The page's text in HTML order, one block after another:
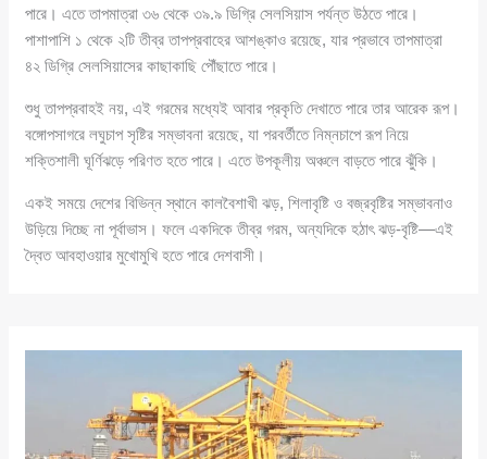
পারে। এতে তাপমাত্রা ৩৬ থেকে ৩৯.৯ ডিগ্রি সেলসিয়াস পর্যন্ত উঠতে পারে।
পাশাপাশি ১ থেকে ২টি তীব্র তাপপ্রবাহের আশঙ্কাও রয়েছে, যার প্রভাবে তাপমাত্রা
৪২ ডিগ্রি সেলসিয়াসের কাছাকাছি পৌঁছাতে পারে।
শুধু তাপপ্রবাহই নয়, এই গরমের মধ্যেই আবার প্রকৃতি দেখাতে পারে তার আরেক রূপ।
বঙ্গোপসাগরে লঘুচাপ সৃষ্টির সম্ভাবনা রয়েছে, যা পরবর্তীতে নিম্নচাপে রূপ নিয়ে
শক্তিশালী ঘূর্ণিঝড়ে পরিণত হতে পারে। এতে উপকূলীয় অঞ্চলে বাড়তে পারে ঝুঁকি।
একই সময়ে দেশের বিভিন্ন স্থানে কালবৈশাখী ঝড়, শিলাবৃষ্টি ও বজ্রবৃষ্টির সম্ভাবনাও
উড়িয়ে দিচ্ছে না পূর্বাভাস। ফলে একদিকে তীব্র গরম, অন্যদিকে হঠাৎ ঝড়-বৃষ্টি—এই
দ্বৈত আবহাওয়ার মুখোমুখি হতে পারে দেশবাসী।